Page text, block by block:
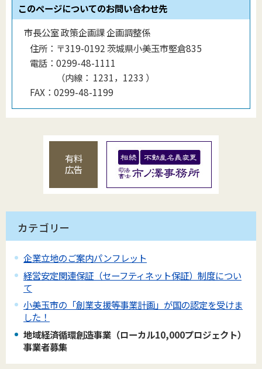
このページについてのお問い合わせ先
市長公室 政策企画課 企画調整係
住所： 〒319-0192 茨城県小美玉市堅倉835
電話： 0299-48-1111
（内線 ： 1231，1233 ）
FAX： 0299-48-1199
有料
広告
カテゴリー
企業立地のご案内パンフレット
経営安定関連保証（セーフティネット保証）制度につい
て
小美玉市の「創業支援等事業計画」が国の認定を受けま
した！
地域経済循環創造事業（ローカル10,000プロジェクト）
事業者募集